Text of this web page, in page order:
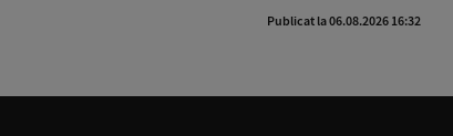
Publicat la 06.08.2026 16:32